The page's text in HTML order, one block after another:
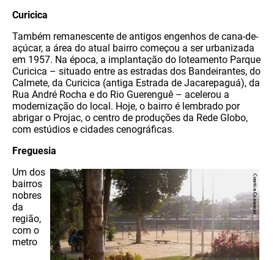
Curicica
Também remanescente de antigos engenhos de cana-de-
açúcar, a área do atual bairro começou a ser urbanizada
em 1957. Na época, a implantação do loteamento Parque
Curicica – situado entre as estradas dos Bandeirantes, do
Calmete, da Curicica (antiga Estrada de Jacarepaguá), da
Rua André Rocha e do Rio Guerenguê – acelerou a
modernização do local. Hoje, o bairro é lembrado por
abrigar o Projac, o centro de produções da Rede Globo,
com estúdios e cidades cenográficas.
Freguesia
Um dos
bairros
nobres
da
região,
com o
metro